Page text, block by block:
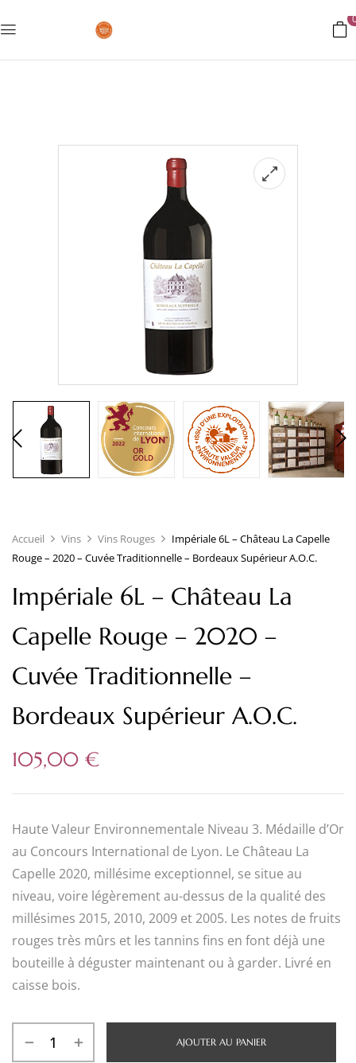
Accueil Vins Vins Rouges
Impériale 6L – Château La Capelle
Rouge – 2020 – Cuvée Traditionnelle – Bordeaux Supérieur A.O.C.
Impériale 6L – Château La
Capelle Rouge – 2020 –
Cuvée Traditionnelle –
Bordeaux Supérieur A.O.C.
105,00 €
Haute Valeur Environnementale Niveau 3. Médaille d’Or
au Concours International de Lyon. Le Château La
Capelle 2020, millésime exceptionnel, se situe au
niveau, voire légèrement au-dessus de la qualité des
millésimes 2015, 2010, 2009 et 2005. Les notes de fruits
rouges très mûrs et les tannins fins en font déjà une
bouteille à déguster maintenant ou à garder. Livré en
caisse bois.
AJOUTER AU PANIER